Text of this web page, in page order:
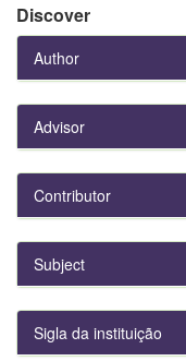
Discover
Author
Advisor
Contributor
Subject
Sigla da instituição